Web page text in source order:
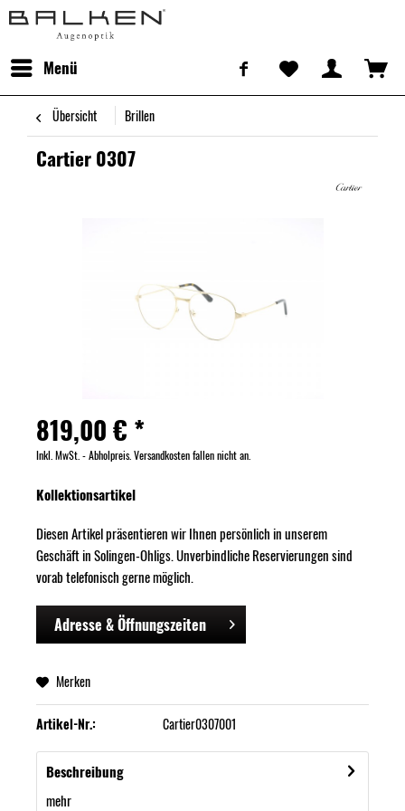
Menü
Übersicht Brillen
Cartier 0307
819,00 € *
Inkl. MwSt. - Abholpreis. Versandkosten fallen nicht an.
Kollektionsartikel
Diesen Artikel präsentieren wir Ihnen persönlich in unserem
Geschäft in Solingen-Ohligs. Unverbindliche Reservierungen sind
vorab telefonisch gerne möglich.
Adresse & Öffnungszeiten
Merken
Artikel-Nr.: Cartier0307001
Beschreibung
mehr